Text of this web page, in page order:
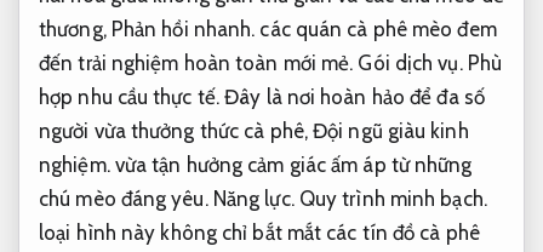
thương, Phản hồi nhanh. các quán cà phê mèo đem
đến trải nghiệm hoàn toàn mới mẻ. Gói dịch vụ. Phù
hợp nhu cầu thực tế. Đây là nơi hoàn hảo để đa số
người vừa thưởng thức cà phê, Đội ngũ giàu kinh
nghiệm.vừa tận hưởng cảm giác ấm áp từ những
chú mèo đáng yêu. Năng lực. Quy trình minh bạch.
loại hình này không chỉ bắt mắt các tín đồ cà phê